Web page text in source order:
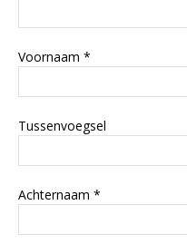
Voornaam *
Tussenvoegsel
Achternaam *